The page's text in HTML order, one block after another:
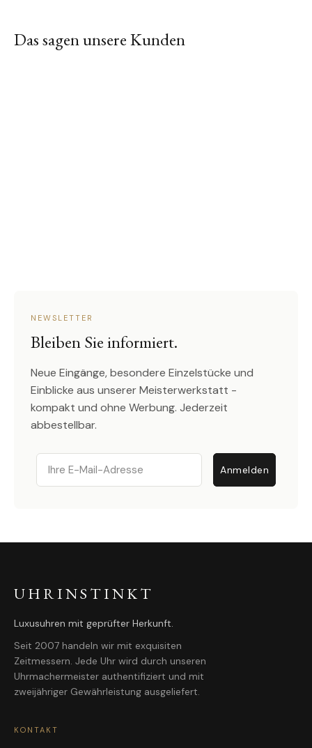
Das sagen unsere Kunden
NEWSLETTER
Bleiben Sie informiert.
Neue Eingänge, besondere Einzelstücke und
Einblicke aus unserer Meisterwerkstatt -
kompakt und ohne Werbung. Jederzeit
abbestellbar.
Email
Anmelden
UHRINSTINKT
Luxusuhren mit geprüfter Herkunft.
Seit 2007 handeln wir mit exquisiten
Zeitmessern. Jede Uhr wird durch unseren
Uhrmachermeister authentifiziert und mit
zweijähriger Gewährleistung ausgeliefert.
KONTAKT